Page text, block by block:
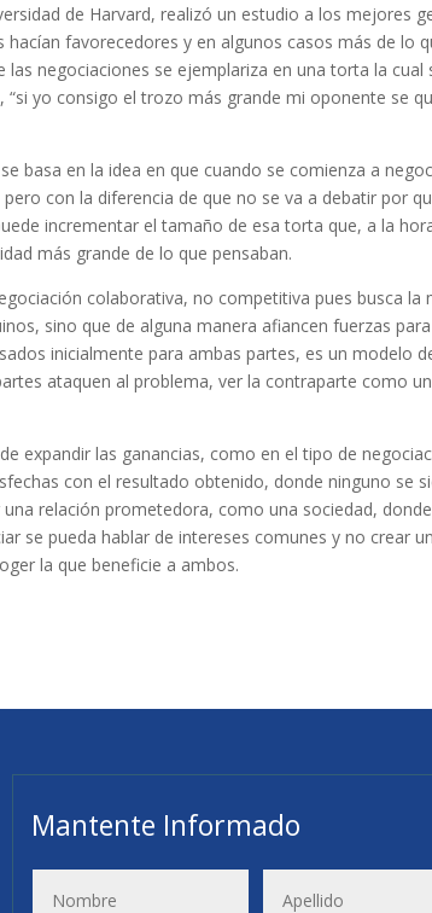
de Harvard, realizó un estudio a los mejores
favorecedores y en algunos casos más de lo
negociaciones se ejemplariza en una torta la cual
yo consigo el trozo más grande mi oponente se
basa en la idea en que cuando se comienza a
con la diferencia de que no se va a debatir por
incrementar el tamaño de esa torta que, a la
más grande de lo que pensaban.
colaborativa, no competitiva pues busca la
sino que de alguna manera afiancen fuerzas
inicialmente para ambas partes, es un modelo
ataquen al problema, ver la contraparte como
expandir las ganancias, como en el tipo de
con el resultado obtenido, donde ninguno se
relación prometedora, como una sociedad,
se pueda hablar de intereses comunes y no crear
la que beneficie a ambos.
Mantente Informado